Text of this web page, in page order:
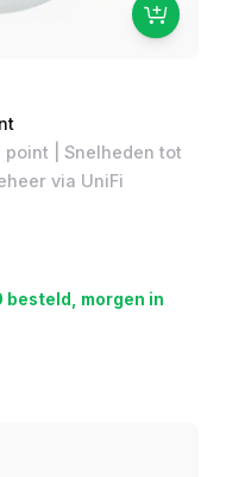
| Snelheden tot
via UniFi
besteld, morgen in